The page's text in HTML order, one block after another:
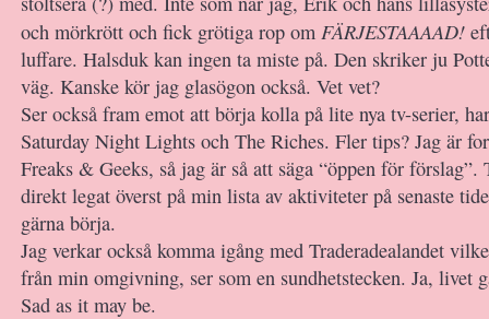
och mörkrött och fick grötiga rop om FÄRJESTAAAAD!
luffare. Halsduk kan ingen ta miste på. Den skriker ju
väg. Kanske kör jag glasögon också. Vet vet?
Ser också fram emot att börja kolla på lite nya tv-serier,
Saturday Night Lights och The Riches. Fler tips? Jag är
Freaks & Geeks, så jag är så att säga “öppen för förslag”.
direkt legat överst på min lista av aktiviteter på senaste
gärna börja.
Jag verkar också komma igång med Traderadealandet
från min omgivning, ser som en sundhetstecken. Ja, livet
Sad as it may be.